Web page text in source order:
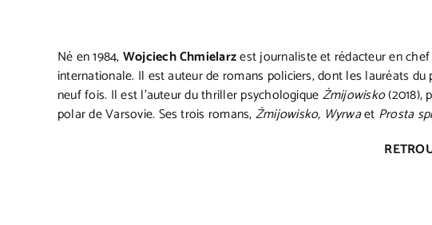
Né en 1984,Wojciech Chmielarzest journaliste et rédacteur en
internationale. Il est auteur de romans policiers, dont les lauréats
neuf fois. Il est l’auteur du thriller psychologiqueŻmijowisko(2018),
polar de Varsovie. Ses trois romans,Żmijowisko, Wyrwaet Prosta